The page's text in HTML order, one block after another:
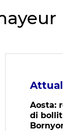
Aosta:
di